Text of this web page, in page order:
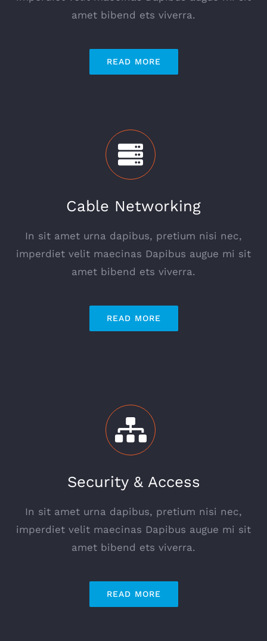
amet bibend ets viverra.
READ MORE
Cable Networking
In sit amet urna dapibus, pretium nisi nec,
imperdiet velit maecinas Dapibus augue mi sit
amet bibend ets viverra.
READ MORE
Security & Access
In sit amet urna dapibus, pretium nisi nec,
imperdiet velit maecinas Dapibus augue mi sit
amet bibend ets viverra.
READ MORE